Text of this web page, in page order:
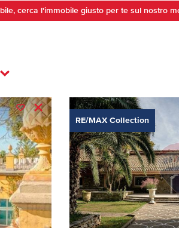
cerca l'immobile giusto per te sul nostro
RE/MAX Collection